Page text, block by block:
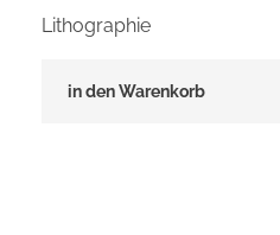
Lithographie
in den Warenkorb